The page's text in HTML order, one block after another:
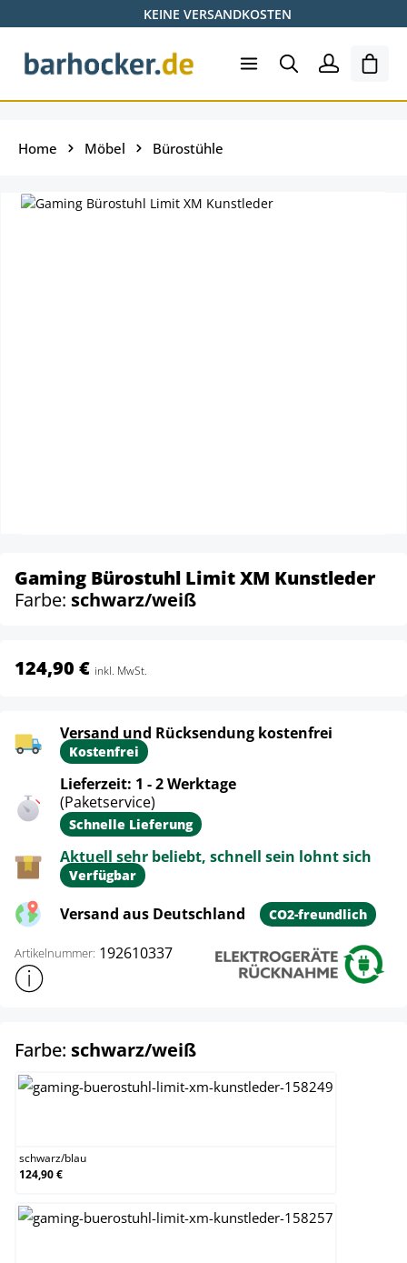
Zum Hauptinhalt springenKEINE VERSANDKOSTEN
Home Möbel Bürostühle
Gaming Bürostuhl Limit XM Kunstleder
Farbe: schwarz/weiß
124,90 € inkl. MwSt.
Versand und Rücksendung kostenfrei
Kostenfrei
Lieferzeit: 1 - 2 Werktage
(Paketservice)
Schnelle Lieferung
Aktuell sehr beliebt, schnell sein lohnt sich
Verfügbar
Versand aus Deutschland CO2-freundlich
Artikelnummer: 192610337
Weitere Produktinformationen anzeigen
Farbe: schwarz/weißauswählen
schwarz/blau
124,90 €